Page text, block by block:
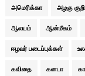
அமெரிக்கா அழகு
ஆலயம் ஆன்மீகம்
ஈழவர் படைப்புக்கள்
கவிதை கனடா